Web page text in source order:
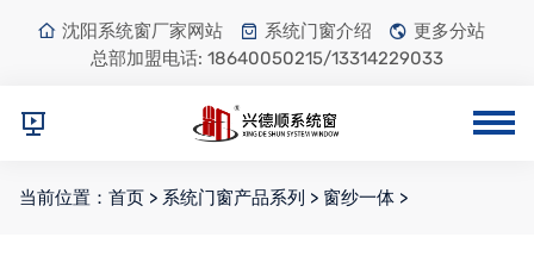
沈阳系统窗厂家网站 系统门窗介绍
更多分站
总部加盟电话: 18640050215/13314229033
当前位置： 首页 > 系统门窗产品系列 > 窗纱一体 >